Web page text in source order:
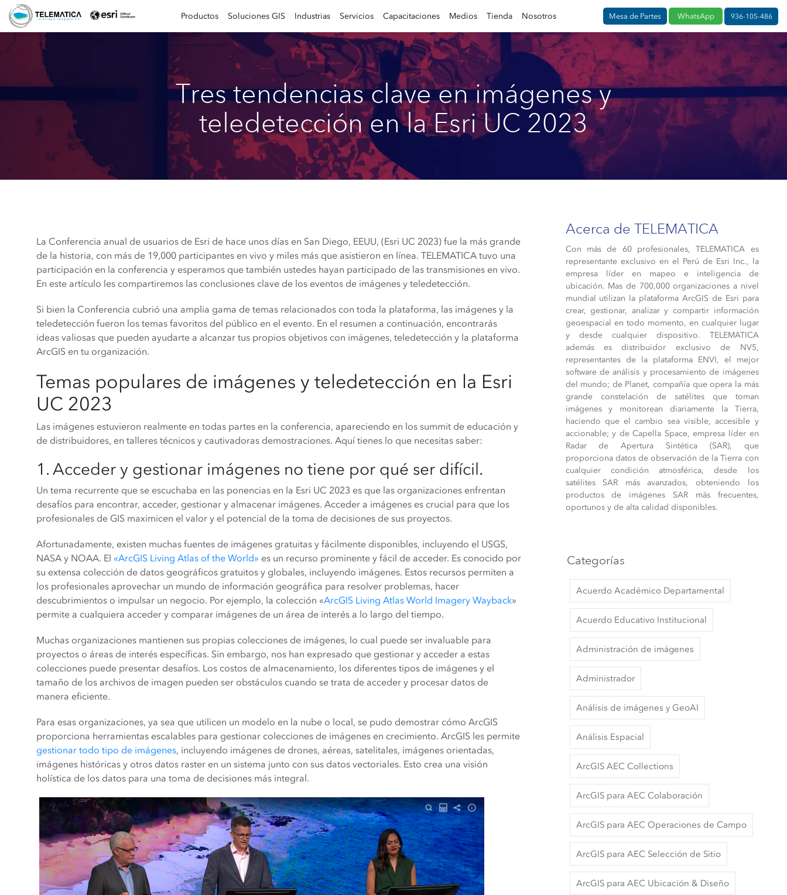
Productos Soluciones GIS Industrias Servicios Capacitaciones Medios Tienda Nosotros Mesa de Partes WhatsApp 936-105-486
Tres tendencias clave en imágenes y
teledetección en la Esri UC 2023
La Conferencia anual de usuarios de Esri de hace unos días en San Diego, EEUU, (Esri UC 2023) fue la más grande
de la historia, con más de 19,000 participantes en vivo y miles más que asistieron en línea. TELEMATICA tuvo una
participación en la conferencia y esperamos que también ustedes hayan participado de las transmisiones en vivo.
En este artículo les compartiremos las conclusiones clave de los eventos de imágenes y teledetección.
Si bien la Conferencia cubrió una amplia gama de temas relacionados con toda la plataforma, las imágenes y la
teledetección fueron los temas favoritos del público en el evento. En el resumen a continuación, encontrarás
ideas valiosas que pueden ayudarte a alcanzar tus propios objetivos con imágenes, teledetección y la plataforma
ArcGIS en tu organización.
Temas populares de imágenes y teledetección en la Esri
UC 2023
Las imágenes estuvieron realmente en todas partes en la conferencia, apareciendo en los summit de educación y
de distribuidores, en talleres técnicos y cautivadoras demostraciones. Aquí tienes lo que necesitas saber:
1. Acceder y gestionar imágenes no tiene por qué ser difícil.
Un tema recurrente que se escuchaba en las ponencias en la Esri UC 2023 es que las organizaciones enfrentan
desafíos para encontrar, acceder, gestionar y almacenar imágenes. Acceder a imágenes es crucial para que los
profesionales de GIS maximicen el valor y el potencial de la toma de decisiones de sus proyectos.
Afortunadamente, existen muchas fuentes de imágenes gratuitas y fácilmente disponibles, incluyendo el USGS,
NASA y NOAA. El «ArcGIS Living Atlas of the World» es un recurso prominente y fácil de acceder. Es conocido por
su extensa colección de datos geográficos gratuitos y globales, incluyendo imágenes. Estos recursos permiten a
los profesionales aprovechar un mundo de información geográfica para resolver problemas, hacer
descubrimientos o impulsar un negocio. Por ejemplo, la colección «ArcGIS Living Atlas World Imagery Wayback»
permite a cualquiera acceder y comparar imágenes de un área de interés a lo largo del tiempo.
Muchas organizaciones mantienen sus propias colecciones de imágenes, lo cual puede ser invaluable para
proyectos o áreas de interés específicas. Sin embargo, nos han expresado que gestionar y acceder a estas
colecciones puede presentar desafíos. Los costos de almacenamiento, los diferentes tipos de imágenes y el
tamaño de los archivos de imagen pueden ser obstáculos cuando se trata de acceder y procesar datos de
manera eficiente.
Para esas organizaciones, ya sea que utilicen un modelo en la nube o local, se pudo demostrar cómo ArcGIS
proporciona herramientas escalables para gestionar colecciones de imágenes en crecimiento. ArcGIS les permite
gestionar todo tipo de imágenes, incluyendo imágenes de drones, aéreas, satelitales, imágenes orientadas,
imágenes históricas y otros datos raster en un sistema junto con sus datos vectoriales. Esto crea una visión
holística de los datos para una toma de decisiones más integral.
Acerca de TELEMATICA
Con más de 60 profesionales, TELEMATICA es
representante exclusivo en el Perú de Esri Inc., la
empresa líder en mapeo e inteligencia de
ubicación. Mas de 700,000 organizaciones a nivel
mundial utilizan la plataforma ArcGIS de Esri para
crear, gestionar, analizar y compartir información
geoespacial en todo momento, en cualquier lugar
y desde cualquier dispositivo. TELEMATICA
además es distribuidor exclusivo de NV5,
representantes de la plataforma ENVI, el mejor
software de análisis y procesamiento de imágenes
del mundo; de Planet, compañía que opera la más
grande constelación de satélites que toman
imágenes y monitorean diariamente la Tierra,
haciendo que el cambio sea visible, accesible y
accionable; y de Capella Space, empresa líder en
Radar de Apertura Sintética (SAR), que
proporciona datos de observación de la Tierra con
cualquier condición atmosférica, desde los
satélites SAR más avanzados, obteniendo los
productos de imágenes SAR más frecuentes,
oportunos y de alta calidad disponibles.
Categorías
Acuerdo Académico Departamental
Acuerdo Educativo Institucional
Administración de imágenes
Administrador
Análisis de imágenes y GeoAI
Análisis Espacial
ArcGIS AEC Collections
ArcGIS para AEC Colaboración
ArcGIS para AEC Operaciones de Campo
ArcGIS para AEC Selección de Sitio
ArcGIS para AEC Ubicación & Diseño